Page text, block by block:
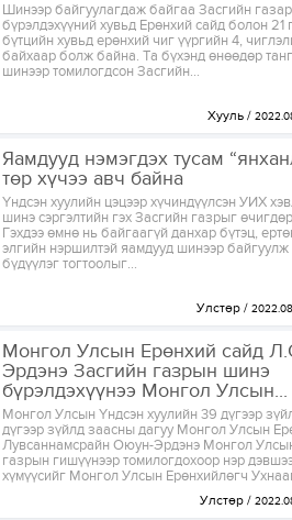
Шинээр байгуулагдаж байгаа Засгийн
бүрэлдэхүүний хувьд Ерөнхий сайд болон 21
бүтцийн хувьд ерөнхий чиг үүргийн 4,
байхаар болж байна. Та бүхэнд өнөөдөр
шинээр томилогдсон Засгийн...
Хууль
Яамдууд нэмэгдэх тусам
төр хүчээ авч байна
Үндсэн хуулийн цэцээр хүчиндүүлсэн УИХ
шинэ сэргэлтийн гэх Засгийн газрыг
Гэхдээ өмнө нь байгаагүй данхар бүтэц,
элгийн нэршилтэй яамдууд шинээр
бүдүүлэг тогтоолыг...
Улстөр
Монгол Улсын Ерөнхий сайд
Эрдэнэ Засгийн газрын шинэ
бүрэлдэхүүнээ Монгол Улсын...
Монгол Улсын Үндсэн хуулийн 39 дүгээр
дүгээр зүйлд заасны дагуу Монгол Улсын
Лувсаннамсрайн Оюун-Эрдэнэ Монгол
газрын гишүүнээр томилогдохоор нэр
хүмүүсийг Монгол Улсын Ерөнхийлөгч
Улстөр